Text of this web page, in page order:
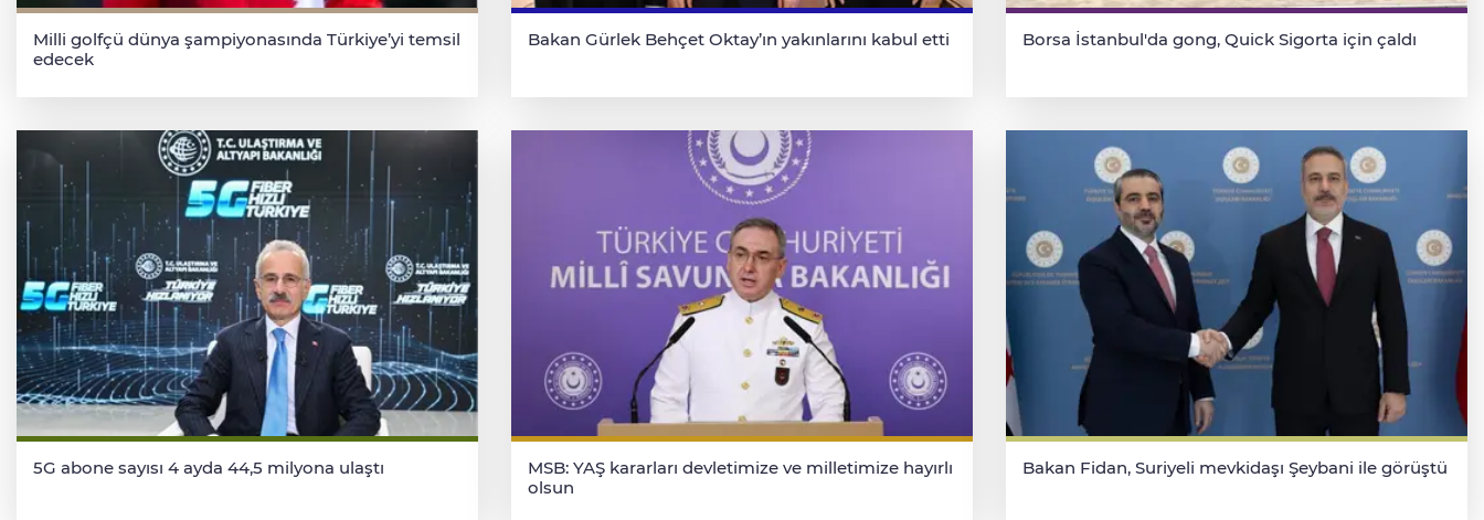
Milli golfçü dünya şampiyonasında Türkiye’yi temsil
edecek
Bakan Gürlek Behçet Oktay’ın yakınlarını kabul etti Borsa İstanbul'da gong, Quick Sigorta için çaldı
5G abone sayısı 4 ayda 44,5 milyona ulaştı
MSB: YAŞ kararları devletimize ve milletimize hayırlı
olsun
Bakan Fidan, Suriyeli mevkidaşı Şeybani ile görüştü